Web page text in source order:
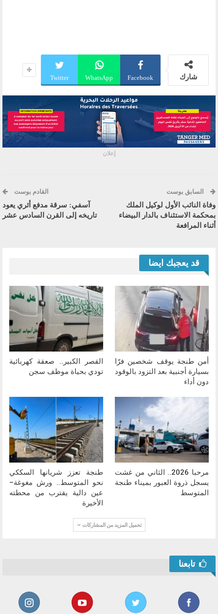
شارك Facebook
WhatsApp
Twitter
إعلان
السابق بوست
وفاة النائب الأول لوكيل الملك
بمحكمة الاستئناف بالدار البيضاء
أثناء المرافعة
القادم بوست
آسفي: سرقة مدفع أثري يعود
تاريخه إلى القرن السادس عشر
قد يعجبك ايضا
أمن طنجة يوقف شخصين فرّا
بسيارة أجنبية بعد التزود بالوقود
دون أداء
القصر الكبير.. صعقة كهربائية
تودي بحياة موظف سجن
مرحبا 2026.. الثاني من غشت
يسجل ذروة العبور بميناء طنجة
المتوسط
طنجة تعزز شريانها السككي
نحو المتوسط.. ورش مغوغة–
عين دالية يقترب من محطته
الأخيرة
تحميل المزيد من المشاركات
تابعنا